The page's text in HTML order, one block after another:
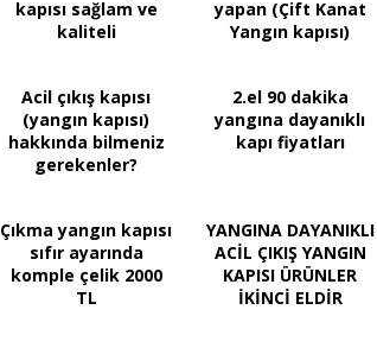
kapısı sağlam ve
kaliteli
yapan (Çift Kanat
Yangın kapısı)
Acil çıkış kapısı
(yangın kapısı)
hakkında bilmeniz
gerekenler?
2.el 90 dakika
yangına dayanıklı
kapı fiyatları
Çıkma yangın kapısı
sıfır ayarında
komple çelik 2000
TL
YANGINA DAYANIKLI
ACİL ÇIKIŞ YANGIN
KAPISI ÜRÜNLER
İKİNCİ ELDİR